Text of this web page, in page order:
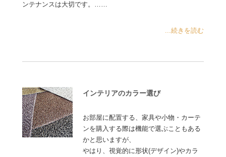
ンテナンスは大切です。……
...続きを読む
インテリアのカラー選び
お部屋に配置する、家具や小物・カーテ
ンを購入する際は機能で選ぶこともある
かと思いますが、
やはり、視覚的に形状(デザイン)やカラ